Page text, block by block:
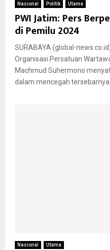
Nasional Politik Utama
PWI Jatim: Pers
di Pemilu 2024
SURABAYA (global-
Organisasi Persatuan
Machmud Suhermono
dalam mencegah tersebarnya
Nasional Utama